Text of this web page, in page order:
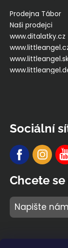
Prodejna Tábor
Naši prodejci
www.ditalatky.cz
Sociální
Chcete
Napište nám